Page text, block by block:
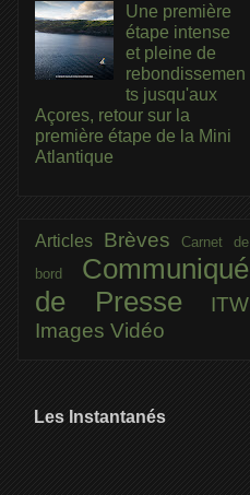
Une première
étape intense
et pleine de
rebondissemen
ts jusqu'aux
Açores, retour sur la
première étape de la Mini
Atlantique
Articles BrèvesCarnet de
bord Communiqué
de Presse
ITW
Images Vidéo
Les Instantanés